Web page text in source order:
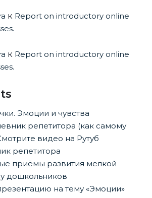
к Report on introductory online
к Report on introductory online
Эмоции и чувства
репетитора (как самому
видео на Рутуб
репетитора
приёмы развития мелкой
дошкольников
на тему «Эмоции»